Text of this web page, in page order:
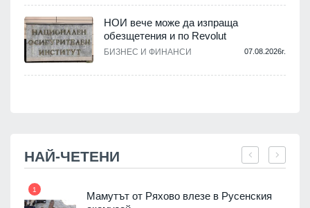
НОИ вече може да изпраща
обезщетения и по Revolut
БИЗНЕС И ФИНАНСИ 07.08.2026г.
НАЙ-ЧЕТЕНИ
1
Мамутът от Ряхово влезе в Русенския